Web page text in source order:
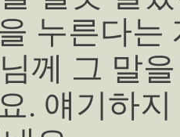
누른다는
께 그 말
. 얘기하